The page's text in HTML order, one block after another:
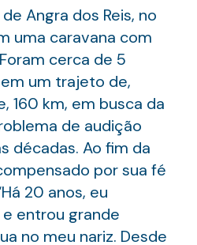
Angra dos Reis, no
uma caravana com
cerca de 5
um trajeto de,
160 km, em busca da
de audição
décadas. Ao fim da
por sua fé
20 anos, eu
entrou grande
no meu nariz. Desde